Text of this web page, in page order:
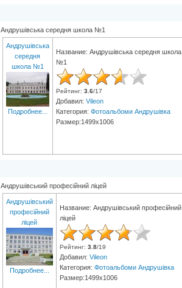
Андрушівська середня школа №1
Андрушівська
середня
школа №1
Подробнее...
Название: Андрушівська середня школа
№1
Рейтинг: 3.6/17
Добавил: Vileon
Категория: Фотоальбоми Андрушівка
Размер:1499x1006
Андрушівський професійний ліцей
Андрушівський
професійний
ліцей
Подробнее...
Название: Андрушівський професійний
ліцей
Рейтинг: 3.8/19
Добавил: Vileon
Категория: Фотоальбоми Андрушівка
Размер:1499x1006